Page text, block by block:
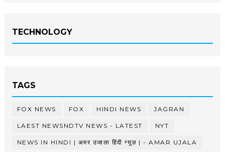
TECHNOLOGY
TAGS
FOX NEWS FOX HINDI NEWS JAGRAN
LAEST NEWSNDTV NEWS - LATEST NYT
NEWS IN HINDI | अमर उजाला हिंदी न्यूज़ | - AMAR UJALA